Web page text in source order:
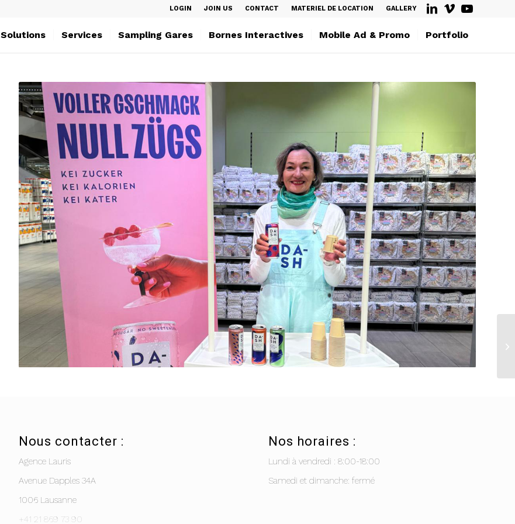
LOGIN JOIN US CONTACT MATERIEL DE LOCATION GALLERY
Solutions Services Sampling Gares Bornes Interactives Mobile Ad & Promo Portfolio
Nous contacter :
Agence Lauris
Avenue Dapples 34A
1006 Lausanne
+41 21 869 73 90
Nos horaires :
Lundi à vendredi : 8:00-18:00
Samedi et dimanche: fermé